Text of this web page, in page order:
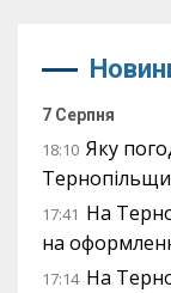
7 Серпня
18:10 Яку
17:41 На
на
17:14 На